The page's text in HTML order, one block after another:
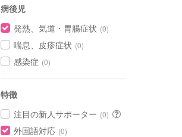
病後児
発熱、気道・胃腸症状 (0)
喘息、皮疹症状 (0)
感染症 (0)
特徴
注目の新人サポーター (0)
外国語対応 (0)